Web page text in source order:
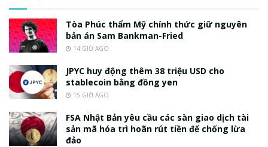
Tòa Phúc thẩm Mỹ chính thức giữ nguyên
bản án Sam Bankman-Fried
14 GIỜ AGO
JPYC huy động thêm 38 triệu USD cho
stablecoin bằng đồng yen
15 GIỜ AGO
FSA Nhật Bản yêu cầu các sàn giao dịch tài
sản mã hóa trì hoãn rút tiền để chống lừa
đảo